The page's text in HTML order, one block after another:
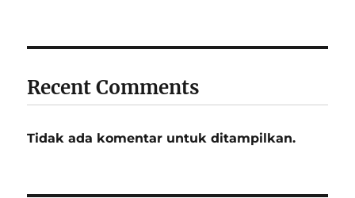
Recent Comments
Tidak ada komentar untuk ditampilkan.